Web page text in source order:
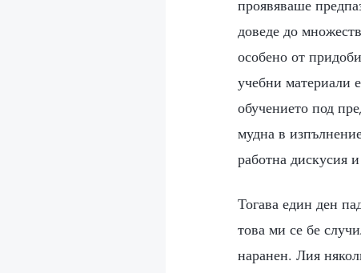
проявяваше
доведе до
особено от
учебни материали
обучението под
мудна в
работна дискусия
Тогава един ден
това ми се бе
наранен. Лия